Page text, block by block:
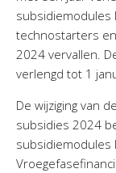
subsidiemodules
technostarters
2024 vervallen.
verlengd tot 1
De wijziging van
subsidies 2024
subsidiemodules